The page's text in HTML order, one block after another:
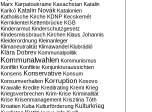
Marx Karpatoukraine Kasachstan Katalin
Karikó Katalin Novák Katalonien
Katholische Kirche KDNP Kecskemét
Kernklientel Kettenbrücke KGB
Kinderarmut Kinderschutzgesetz
Kindesmissbrauch Kirchen Klaus Johannis
Kleiderordnung Kleinanleger
Klimaneutralität Klimawandel Klubrádió
Klára Dobrev Kommunalpolitik
Kommunalwahlen Kommunismus
Konflikt Konflikte Konjunkturaussichten
Konsens Konservative Konsum
Konsumverhalten Korruption Kosovo
Krawalle Kredite Kreditrating Kreml Krieg
Kriegsverbrechen Krim-Krise Kriminalität
Krise Krisenmanagement Krisztina Tóth
Kroatien Kuba Kulturförderung Kulturkrieg